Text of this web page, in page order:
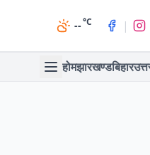
--°C |
होमझारखण्डबिहार